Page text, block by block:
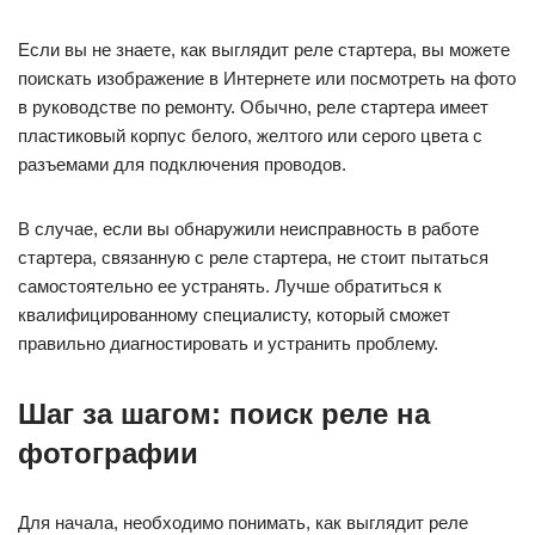
Если вы не знаете, как выглядит реле стартера, вы можете
поискать изображение в Интернете или посмотреть на фото
в руководстве по ремонту. Обычно, реле стартера имеет
пластиковый корпус белого, желтого или серого цвета с
разъемами для подключения проводов.
В случае, если вы обнаружили неисправность в работе
стартера, связанную с реле стартера, не стоит пытаться
самостоятельно ее устранять. Лучше обратиться к
квалифицированному специалисту, который сможет
правильно диагностировать и устранить проблему.
Шаг за шагом: поиск реле на
фотографии
Для начала, необходимо понимать, как выглядит реле